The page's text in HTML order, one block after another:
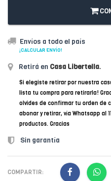
Envíos a todo el país
¡CALCULAR ENVÍO!
Retirá en Casa Libertella.
Si elegiste retirar por nuestra
lista tu compra para retirarla!
olvides de confirmar tu orden de
abonar y retirar, vía Whatsapp al
productos. Gracias
Sin garantía
COMPARTIR: